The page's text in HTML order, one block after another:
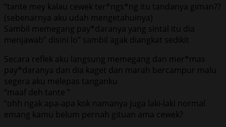
“tante mey kalau cewek ter*ngs*ng itu tandanya giman??
(sebenarnya aku udah mengetahuinya)
Sambil memegang pay*daranya yang sintal itu dia
menjawab” disini lo” sambil agak diangkat sedikit
Secara reflek aku langsung memegang dan mer*mas
pay*daranya dan dia kaget dan marah bercampur malu
segera aku melepas tanganku
“maaf deh tante ”
“ohh ngak apa-apa kok namanya juga laki-laki normal
emang kamu belum pernah gituan ama cewek?